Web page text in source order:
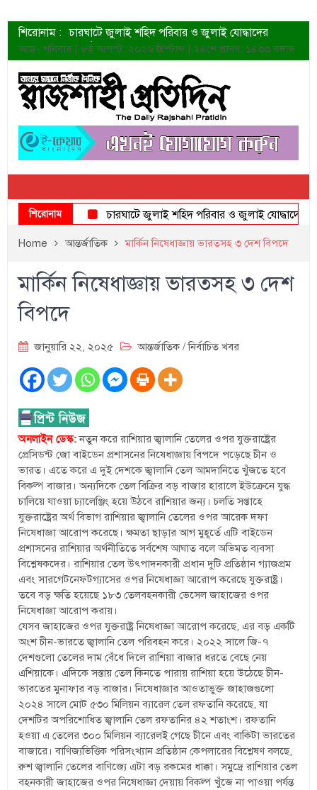
শিরোনাম : চারঘাটে জুলাই শহিদ পরিবার ও জুলাই যোদ্ধাদের
সংবর্ধনা
শহীদদের প্রত্যাশা এখনো পূরণ হয়নি: ডা. শফিকুর রহমান
ত্বক ভালো রাখতে যে ৫ কাজ করবেন
জুলাই স্মৃতি জাদুঘরের দুয়ার খুলেছে উদ্বোধন করলেন
প্রধানমন্ত্রী
শাহরুখের নতুন সিনেমার লুক
কোয়ার্টার ফাইনালে নেইমারের দুর্দান্ত অ্যাসিস্টে সান্তোস
ডেনিস লিয়ামিন রাশিয়ার ড্রোন বাহিনীর প্রধান হলেন
জুলাই শহিদদের আত্মত্যাগ জাতি চিরকাল শ্রদ্ধার সাথে
আজ- শনিবার | ৮ই আগস্ট, ২০২৬ খ্রিস্টাব্দ | ২৪শে শ্রাবণ, ১৪৩৩ বঙ্গাব্দ
শিরোনাম চারঘাটে জুলাই শহিদ পরিবার ও জুলাই যোদ্ধাদের সংবর্ধনা
Home আন্তর্জাতিক মার্কিন নিষেধাজ্ঞায় ভারতসহ ৩ দেশ বিপদে
মার্কিন নিষেধাজ্ঞায় ভারতসহ ৩ দেশ
বিপদে
জানুয়ারি ২২, ২০২৫ আন্তর্জাতিক/নির্বাচিত খবর
অনলাইন ডেস্ক:নতুন করে রাশিয়ার জ্বালানি তেলের ওপর যুক্তরাষ্ট্রের
প্রেসিডন্ট জো বাইডেন প্রশাসনের নিষেধাজ্ঞায় বিপদে পড়েছে চীন ও
ভারত। এতে করে এ দুই দেশকে জ্বালানি তেল আমদানিতে খুঁজতে হবে
বিকল্প বাজার। অন্যদিকে তেল বিক্রির বড় বাজার হারালে ইউক্রেনে যুদ্ধ
চালিয়ে যাওয়া চ্যালেঞ্জিং হয়ে উঠবে রাশিয়ার জন্য। চলতি সপ্তাহে
যুক্তরাষ্ট্রের অর্থ বিভাগ রাশিয়ার জ্বালানি তেলের ওপর আরেক দফা
নিষেধাজ্ঞা আরোপ করেছে। ক্ষমতা ছাড়ার আগ মুহূর্তে এটি বাইডেন
প্রশাসনের রাশিয়ার অর্থনীতিতে সর্বশেষ আঘাত বলে অভিমত ব্যবসা
বিশ্লেষকদের। রাশিয়ার তেল উৎপাদনকারী প্রধান দুটি প্রতিষ্ঠান গ্যাজপ্রম
এবং সারগেটনেফটগ্যাসের ওপর নিষেধাজ্ঞা আরোপ করেছে যুক্তরাষ্ট্র।
তবে বড় ক্ষতি হয়েছে ১৮৩ তেলবহনকারী ভেসেল জাহাজের ওপর
নিষেধাজ্ঞা আরোপ করায়।
যেসব জাহাজের ওপর যুক্তরাষ্ট্র নিষেধাজ্ঞা আরোপ করেছে, এর বড় একটি
অংশ চীন-ভারতে জ্বালানি তেল পরিবহন করে। ২০২২ সালে জি-৭
দেশগুলো তেলের দাম বেঁধে দিলে রাশিয়া বাজার ধরতে বেছে নেয়
এশিয়াকে। এদিকে সস্তায় তেল কিনতে পারায় রাশিয়া হয়ে উঠেছে চীন-
ভারতের মুনাফার বড় বাজার। নিষেধাজ্ঞার আওতাভুক্ত জাহাজগুলো
২০২৪ সালে মোট ৫৩০ মিলিয়ন ব্যারেল তেল রফতানি করেছে, যা
দেশটির অপরিশোধিত জ্বালানি তেল রফতানির ৪২ শতাংশ। রফতানি
হওয়া এ তেলের ৩০০ মিলিয়ন ব্যারেলই গেছে চীনে এবং বাকিটা ভারতের
বাজারে। বাণিজ্যভিত্তিক পরিসংখ্যান প্রতিষ্ঠান কেপলারের বিশ্লেষণ বলছে,
রুশ জ্বালানি তেলের বাণিজ্যে এটা বড় রকমের ধাক্কা। সমুদ্রে রাশিয়ার তেল
বহনকারী জাহাজের ওপর নিষেধাজ্ঞা দেয়ায় বিকল্প খুঁজে না পাওয়া পর্যন্ত